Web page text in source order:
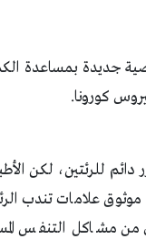
جديدة بمساعدة
كورونا.
للرئتين، لكن
علامات تندب
مشاكل التنفس